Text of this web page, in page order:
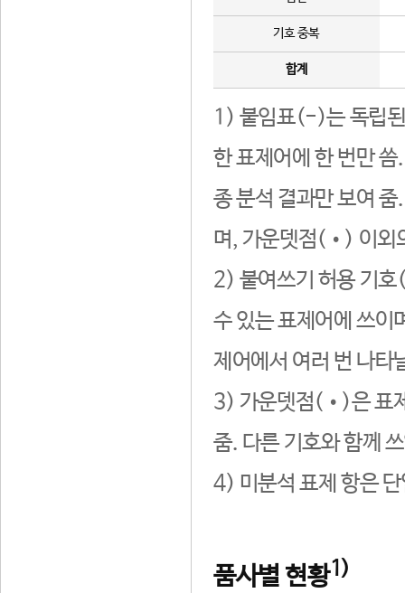
기호 중복
합계
1) 붙임표(-)는 독립된
한 표제어에 한 번만
종 분석 결과만 보여
며, 가운뎃점(•) 이외
2) 붙여쓰기 허용 기호
수 있는 표제어에 쓰이
제어에서 여러 번 나타
3) 가운뎃점(•)은 표
줌. 다른 기호와 함께
4) 미분석 표제 항은
품사별 현황1)